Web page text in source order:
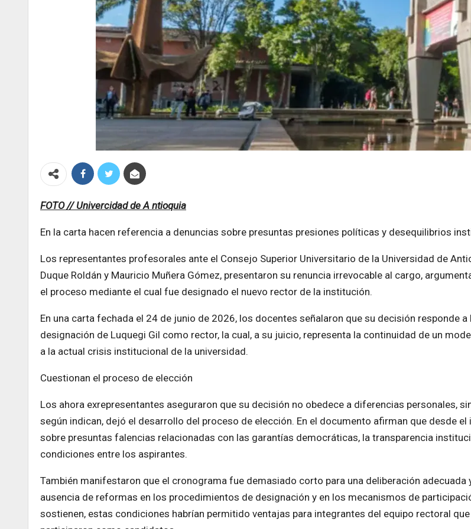
FOTO // Univercidad de A ntioquia
En la carta hacen referencia a denuncias sobre presuntas presiones políticas y desequilibrios
Los representantes profesorales ante el Consejo Superior Universitario de la Universidad de
Duque Roldán y Mauricio Muñera Gómez, presentaron su renuncia irrevocable al cargo,
el proceso mediante el cual fue designado el nuevo rector de la institución.
En una carta fechada el 24 de junio de 2026, los docentes señalaron que su decisión responde a
designación de Luquegi Gil como rector, la cual, a su juicio, representa la continuidad de un
a la actual crisis institucional de la universidad.
Cuestionan el proceso de elección
Los ahora exrepresentantes aseguraron que su decisión no obedece a diferencias personales,
según indican, dejó el desarrollo del proceso de elección. En el documento afirman que desde
sobre presuntas falencias relacionadas con las garantías democráticas, la transparencia
condiciones entre los aspirantes.
También manifestaron que el cronograma fue demasiado corto para una deliberación adecuada
ausencia de reformas en los procedimientos de designación y en los mecanismos de
sostienen, estas condiciones habrían permitido ventajas para integrantes del equipo rectoral